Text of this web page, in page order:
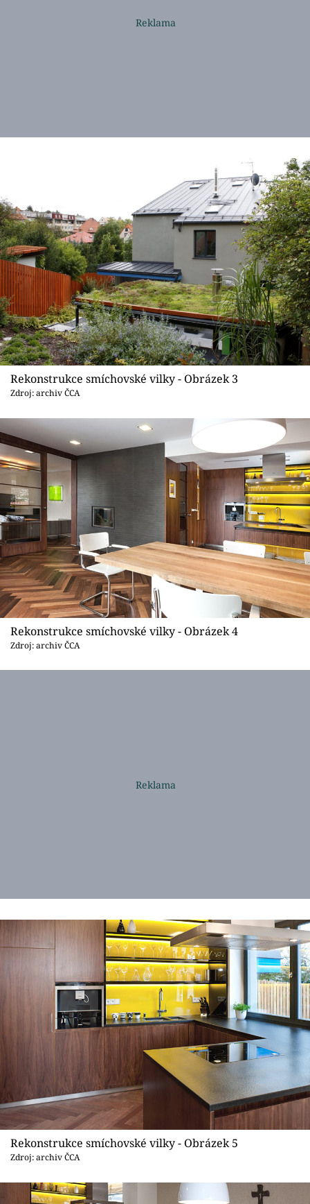
Rekonstrukce smíchovské vilky - Obrázek 3
Zdroj: archiv ČCA
Rekonstrukce smíchovské vilky - Obrázek 4
Zdroj: archiv ČCA
Rekonstrukce smíchovské vilky - Obrázek 5
Zdroj: archiv ČCA